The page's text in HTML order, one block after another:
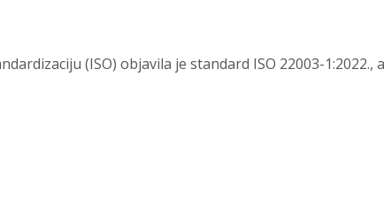
(ISO) objavila je standard ISO 22003-1:2022.,